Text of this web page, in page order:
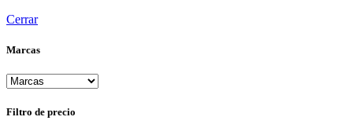
Cerrar
Marcas
Filtro de precio